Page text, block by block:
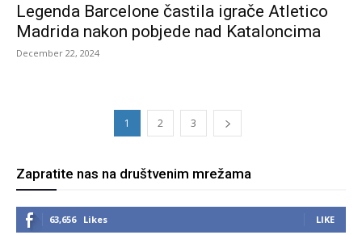
Legenda Barcelone častila igrače Atletico
Madrida nakon pobjede nad Kataloncima
December 22, 2024
1 2 3
Zapratite nas na društvenim mrežama
63,656 Likes LIKE